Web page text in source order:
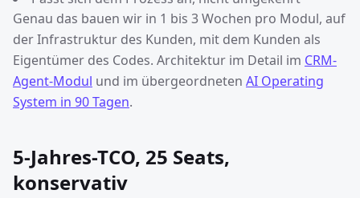
Genau das bauen wir in 1 bis 3 Wochen pro Modul, auf
der Infrastruktur des Kunden, mit dem Kunden als
Eigentümer des Codes. Architektur im Detail im CRM-
Agent-Modul und im übergeordneten AI Operating
System in 90 Tagen.
5-Jahres-TCO, 25 Seats,
konservativ